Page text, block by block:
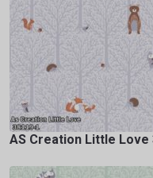
AS Creation Little Love